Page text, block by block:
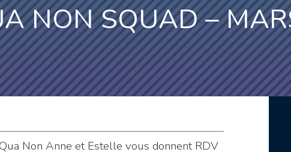
NON SQUAD –
Non Anne et Estelle vous donnent RDV